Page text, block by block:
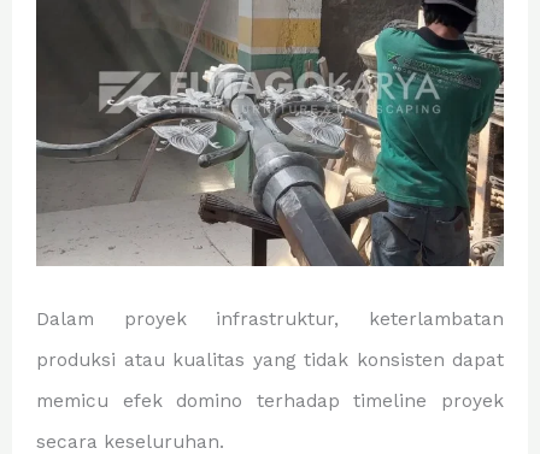
Dalam proyek infrastruktur, keterlambatan
produksi atau kualitas yang tidak konsisten dapat
memicu efek domino terhadap timeline proyek
secara keseluruhan.